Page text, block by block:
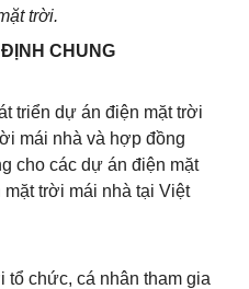
trời.
CHUNG
triển dự án điện mặt trời
mái nhà và hợp đồng
cho các dự án điện mặt
trời mái nhà tại Việt
chức, cá nhân tham gia